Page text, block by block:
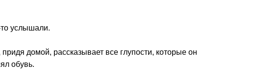
услышали.
домой, рассказывает все глупости, которые он
обувь.